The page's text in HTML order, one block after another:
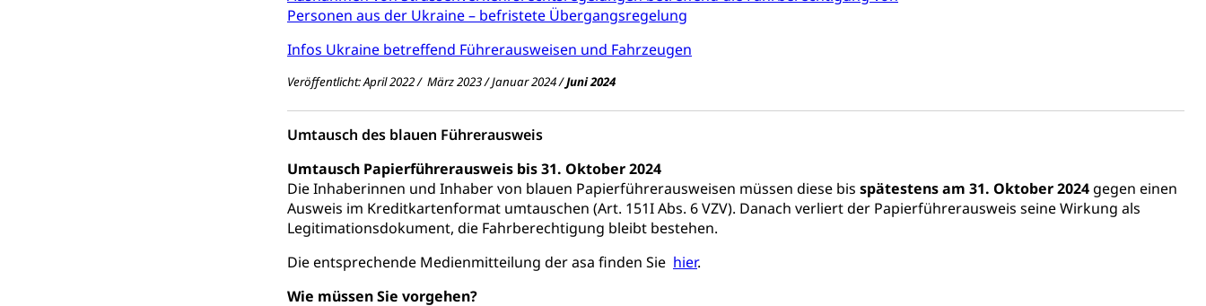
Personen aus der Ukraine – befristete Übergangsregelung
Infos Ukraine betreffend Führerausweisen und Fahrzeugen
Veröffentlicht: April 2022 / März 2023 / Januar 2024 /Juni 2024
Umtausch des blauen Führerausweis
Umtausch Papierführerausweis bis 31. Oktober 2024
Die Inhaberinnen und Inhaber von blauen Papierführerausweisen müssen diese bis spätestens am 31. Oktober 2024 gegen einen
Ausweis im Kreditkartenformat umtauschen (Art. 151I Abs. 6 VZV). Danach verliert der Papierführerausweis seine Wirkung als
Legitimationsdokument, die Fahrberechtigung bleibt bestehen.
Die entsprechende Medienmitteilung der asa finden Sie hier.
Wie müssen Sie vorgehen?